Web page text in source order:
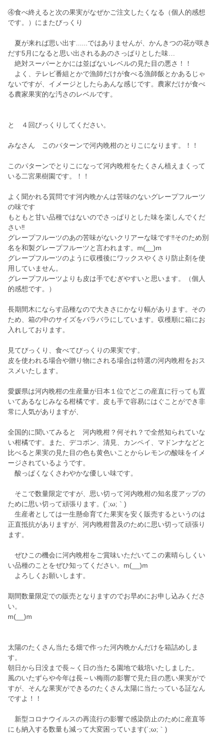
④食べ終えると次の果実がなぜかご注文したくなる（個人的感想
です。）にまたびっくり
夏が来れば思い出す......ではありませんが、かんきつの花が咲き
だす5月になると思い出されるあのさっぱりとした味…
絶対スーパーとかには並ばないレベルの見た目の悪さ！！
よく、テレビ番組とかで漁師だけが食べる漁師飯とかあるじゃ
ないですが、イメージとしたらあんな感じです。農家だけが食べ
る農家果実的な汚さのレベルです。
と ４回びっくりしてください。
みなさん このパターンで河内晩柑のとりこになります。！！
このパターンでとりこになって河内晩柑をたくさん植えまくって
いる二宮果樹園です。！！
よく聞かれる質問です河内晩かんは苦味のないグレープフルーツ
の味です
もともと甘い品種ではないのでさっぱりとした味を楽しんでくだ
さい‼️
グレープフルーツのあの苦味がないクリアーな味です‼️そのため別
名を和製グレープフルーツと言われます。m(__)m
グレープフルーツのように収穫後にワックスやくさり防止剤を使
用していません。
グレープフルーツよりも皮は手でむぎやすいと思います。（個人
的感想です。）
長期間木にならす品種なので大きさにかなり幅があります。その
ため、箱の中のサイズをバラバラにしています。収穫順に箱にお
入れしております。
見てびっくり、食べてびっくりの果実です。
皮を使われる場合や贈り物にされる場合は特選の河内晩柑をおス
スメいたします。
愛媛県は河内晩柑の生産量が日本１位でどこの産直に行っても置
いてあるなじみなる柑橘です。皮も手で容易にはぐことができ非
常に人気がありますが、
全国的に聞いてみると 河内晩柑？何それ？で全然知られていな
い柑橘です。また、デコポン、清見、カンペイ、マドンナなどと
比べると果実の見た目の色も黄色いことからレモンの酸味をイメ
ージされているようです。
酸っぱくなくさわやかな優しい味です。
そこで数量限定ですが、思い切って河内晩柑の知名度アップの
ために思い切って頑張ります。(´;ω;｀)
生産者としては一生懸命育てた果実を安く販売するというのは
正直抵抗がありますが、河内晩柑普及のために思い切って頑張り
ます。
ぜひこの機会に河内晩柑をご賞味いただいてこの素晴らしくい
い品種のことをぜひ知ってください。m(__)m
よろしくお願いします。
期間数量限定での販売となりますのでお早めにお申し込みくださ
い。
m(__)m
太陽のたくさん当たる畑で作った河内晩かんだけを箱詰めしま
す。
朝日から日没まで長～く日の当たる園地で栽培いたしました。
風のいたずらや今年は長～い梅雨の影響で見た目の悪い果実がで
すが、そんな果実ができるのたくさん太陽に当たっている証なん
ですよ！！
新型コロナウイルスの再流行の影響で感染防止のために産直等
にも納入する数量も減って大変困っています(´;ω;｀)